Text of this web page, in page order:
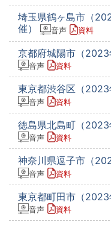
埼玉県鶴ヶ島市（
催）
音声 資料
京都府城陽市（2023
音声 資料
東京都渋谷区（2023
音声 資料
徳島県北島町（2023
音声 資料
神奈川県逗子市（
音声 資料
東京都町田市（2023
音声 資料